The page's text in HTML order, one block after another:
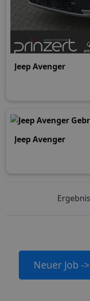
Jeep Avenger
Jeep Avenger
Neuer Job -